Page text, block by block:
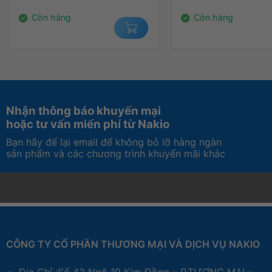
Còn hàng Còn hàng
Nhận thông báo khuyến mại
hoặc tư vấn miến phí từ Nakio
Bạn hãy để lại email để không bỏ lỡ hàng ngàn
sản phẩm và các chương trình khuyến mãi khác
CÔNG TY CỔ PHẦN THƯƠNG MẠI VÀ DỊCH VỤ NAKIO